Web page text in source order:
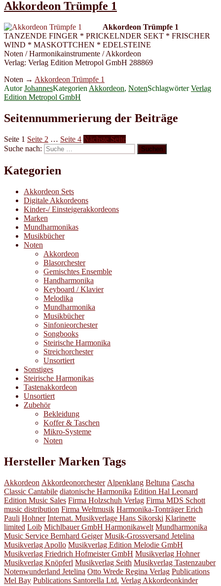
Akkordeon Trümpfe 1
Akkordeon Trümpfe 1
TANZENDE FINGER * PRICKELNDER SEKT * FRISCHER
WIND * MASKOTTCHEN * EDELSTEINE
Noten / Harmonikainstrumente / Akkordeon
Verlag: Verlag Edition Metropol GmbH 288869
Noten → Akkordeon Trümpfe 1
AutorJohannesKategorien Akkordeon, NotenSchlagwörterVerlag
Edition Metropol GmbH
Seitennummerierung der Beiträge
Seite 1 Seite 2 … Seite 4 Nächste Seite
Suche nach:
Suchen
Kategorien
Akkordeon Sets
Digitale Akkordeons
Kinder-/ Einsteigerakkordeons
Marken
Mundharmonikas
Musikbücher
Noten
Akkordeon
Blasorchester
Gemischtes Ensemble
Handharmonika
Keyboard / Klavier
Melodika
Mundharmonika
Musikbücher
Sinfonieorchester
Songbooks
Steirische Harmonika
Streichorchester
Unsortiert
Sonstiges
Steirische Harmonikas
Tastenakkordeon
Unsortiert
Zubehör
Bekleidung
Koffer & Taschen
Mikro-Systeme
Noten
Hersteller Marken Tags
Akkordeon Akkordeonorchester Alpenklang Beltuna Cascha
Classic Cantabile diatonische Harmonika Edition Hal Leonard
Edition Music Sales Firma Holzschuh Verlag Firma MDS Schott
music distribution Firma Weltmusik Harmonika-Tonträger Erich
Pauli Hohner Internat. Musikverlage Hans Sikorski Klarinette
limited Loib Michlbauer GmbH Harmonikawelt Mundharmonika
Music Service Bernhard Geiger Musik-Grossversand Jetelina
Musikverlag Apollo Musikverlag Edition Melodie GmbH
Musikverlag Friedrich Hofmeister GmbH Musikverlag Hohner
Musikverlag Knöpferl Musikverlag Seith Musikverlag Tastenzauber
Notenwunderland Jetelina Otto Wrede Regina Verlag Publications
Mel Bay Publications Santorella Ltd. Verlag Akkordeonkinder